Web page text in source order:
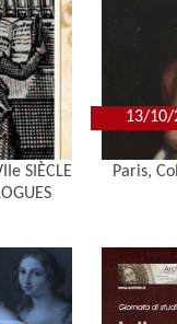
SIÈCLE
13/10/
Paris,